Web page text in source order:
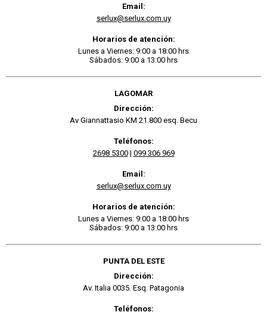
Email:
serlux@serlux.com.uy
Horarios de atención:
Lunes a Viernes: 9:00 a 18:00 hrs
Sábados: 9:00 a 13:00 hrs
LAGOMAR
Dirección:
Av Giannattasio KM 21.800 esq. Becu
Teléfonos:
2698 5300| 099 306 969
Email:
serlux@serlux.com.uy
Horarios de atención:
Lunes a Viernes: 9:00 a 18:00 hrs
Sábados: 9:00 a 13:00 hrs
PUNTA DEL ESTE
Dirección:
Av. Italia 0035. Esq. Patagonia
Teléfonos: